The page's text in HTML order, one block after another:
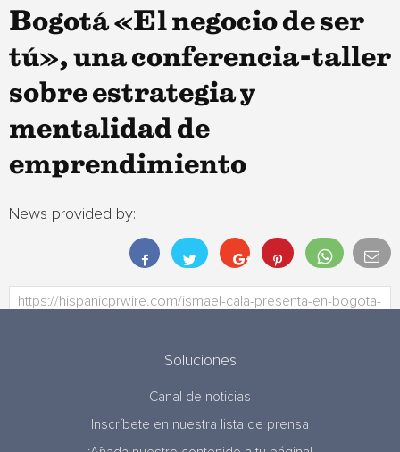
Bogotá «El negocio de ser
tú», una conferencia-taller
sobre estrategia y
mentalidad de
emprendimiento
News provided by:
Soluciones
Canal de noticias
Inscríbete en nuestra lista de prensa